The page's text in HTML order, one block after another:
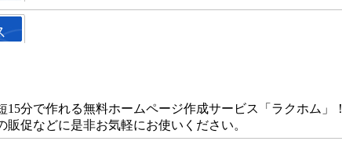
分で作れる無料ホームページ作成サービス「ラクホム」！
促などに是非お気軽にお使いください。